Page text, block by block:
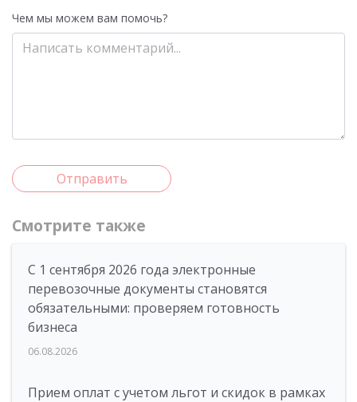
Чем мы можем вам помочь?
Отправить
Смотрите также
С 1 сентября 2026 года электронные
перевозочные документы становятся
обязательными: проверяем готовность
бизнеса
06.08.2026
Прием оплат с учетом льгот и скидок в рамках